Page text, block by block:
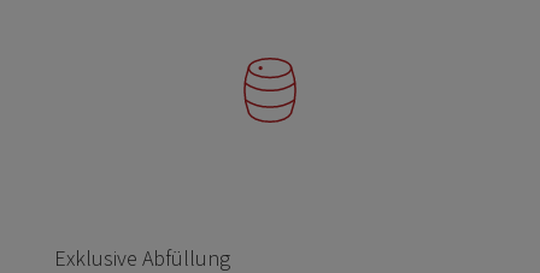
Exklusive Abfüllung